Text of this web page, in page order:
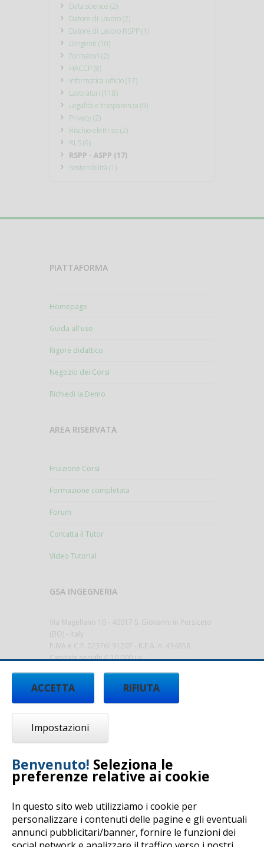
Data science (2)
Datore di Lavoro (2)
Datore di Lavoro RSPP (1)
Dirigenti (10)
Formatori (2)
HACCP (8)
Informatica ufficio (17)
Lavoratori (118)
Legalità e trasparenza (9)
Privacy (2)
Rischio elettrico (2)
RLS (9)
RSPP - ASPP (17)
Sostenibilità (1)
PIATTAFORMA
Homepage
Guida all'uso
Rigore didattico
Negozio dei Corsi
Richiedi la Demo
AREA RISERVATA
Fruizione Corsi
Formazione completata
Forum
Contatta il Tutor
Video Tutorial
GSA INGEGNERIA
Via Magellano 10 - 40017 S. Giovanni in Persiceto
(BO) - Italy
P.IVA e C.F. 02376191207 - R.E.A. n. 434858
Capitale sociale € 10.000 i.v.
www.sicurezza-ambiente.it
RIFIUTA
ACCETTA
Impostazioni
Benvenuto! Seleziona le
preferenze relative ai cookie
In questo sito web utilizziamo i cookie per
personalizzare i contenuti delle pagine e gli eventuali
annunci pubblicitari/banner, fornire le funzioni dei
Copyright © 2017 by G.S.A. Ingegneria - All rights